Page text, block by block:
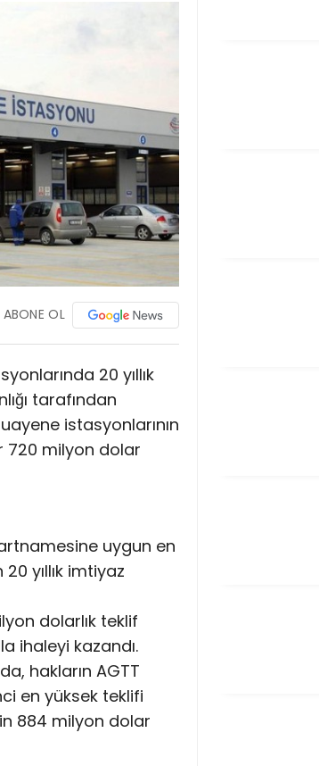
ABONE OL
20 yıllık
tarafından
istasyonlarının
720 milyon dolar
uygun en
yıllık imtiyaz
dolarlık teklif
ihaleyi kazandı.
hakların AGTT
en yüksek teklifi
884 milyon dolar